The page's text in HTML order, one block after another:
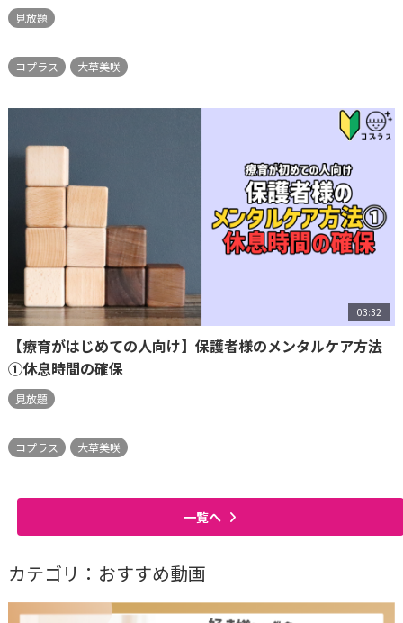
見放題
コプラス 大草美咲
03:32
【療育がはじめての人向け】保護者様のメンタルケア方法
①休息時間の確保
見放題
コプラス 大草美咲
一覧へ
カテゴリ：おすすめ動画